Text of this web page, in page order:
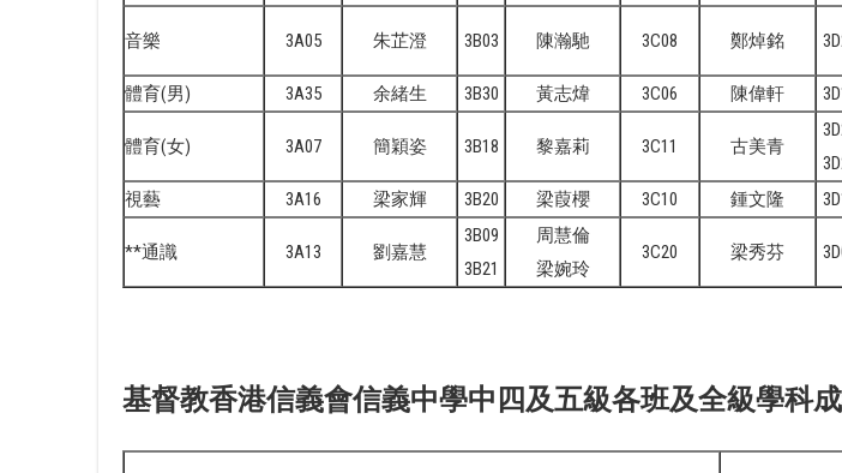
音樂 3A05 朱芷澄 3B03 陳瀚馳 3C08 鄭焯銘
體育(男)
3A35 余緒生 3B30 黃志煒 3C06 陳偉軒
體育(女) 3A07 簡穎姿 3B18 黎嘉莉 3C11 古美青
視藝 3A16 梁家輝 3B20 梁葭櫻 3C10 鍾文隆
**通識 3A13 劉嘉慧
3B09
3B21
周慧倫
梁婉玲
3C20 梁秀芬
基督教香港信義會信義中學中四及五級各班及全級學科